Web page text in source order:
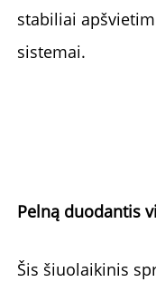
stabiliai
sistemai.
Pelną duodantis
Šis šiuolaikinis